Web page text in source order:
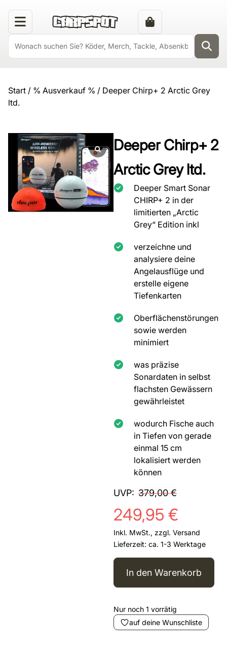
Start / % Ausverkauf % / Deeper Chirp+ 2 Arctic Grey
ltd.
Deeper Chirp+ 2
Arctic Grey ltd.
Deeper Smart Sonar
CHIRP+ 2 in der
limitierten „Arctic
Grey“ Edition inkl
verzeichne und
analysiere deine
Angelausflüge und
erstelle eigene
Tiefenkarten
Oberflächenstörungen
sowie werden
minimiert
was präzise
Sonardaten in selbst
flachsten Gewässern
gewährleistet
wodurch Fische auch
in Tiefen von gerade
einmal 15 cm
lokalisiert werden
können
UVP: 379,00€
249,95 €
Inkl. MwSt., zzgl. Versand
Lieferzeit: ca. 1-3 Werktage
In den Warenkorb
Nur noch 1 vorrätig
auf deine Wunschliste